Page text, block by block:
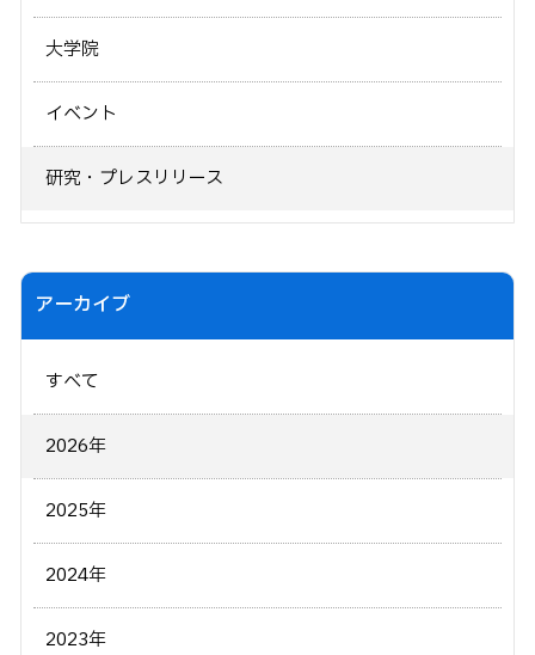
大学院
イベント
研究・プレスリリース
アーカイブ
すべて
2026年
2025年
2024年
2023年